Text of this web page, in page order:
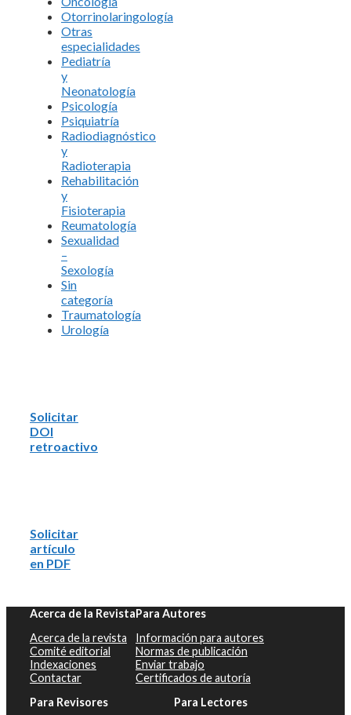
Otorrinolaringología
Otras
especialidades
Pediatría
y
Neonatología
Psicología
Psiquiatría
Radiodiagnóstico
y
Radioterapia
Rehabilitación
y
Fisioterapia
Reumatología
Sexualidad
–
Sexología
Sin
categoría
Traumatología
Urología
Solicitar
DOI
retroactivo
Solicitar
artículo
en PDF
Acerca de la Revista
Acerca de la revista
Comité editorial
Indexaciones
Contactar
Para Autores
Información para autores
Normas de publicación
Enviar trabajo
Certificados de autoría
Para Revisores
Para Lectores